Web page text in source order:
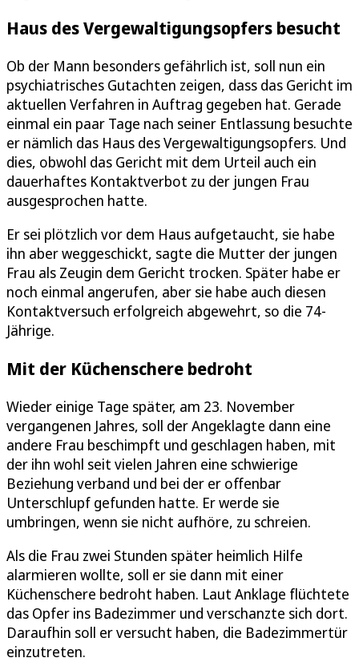
Haus des Vergewaltigungsopfers besucht
Ob der Mann besonders gefährlich ist, soll nun ein
psychiatrisches Gutachten zeigen, dass das Gericht im
aktuellen Verfahren in Auftrag gegeben hat. Gerade
einmal ein paar Tage nach seiner Entlassung besuchte
er nämlich das Haus des Vergewaltigungsopfers. Und
dies, obwohl das Gericht mit dem Urteil auch ein
dauerhaftes Kontaktverbot zu der jungen Frau
ausgesprochen hatte.
Er sei plötzlich vor dem Haus aufgetaucht, sie habe
ihn aber weggeschickt, sagte die Mutter der jungen
Frau als Zeugin dem Gericht trocken. Später habe er
noch einmal angerufen, aber sie habe auch diesen
Kontaktversuch erfolgreich abgewehrt, so die 74-
Jährige.
Mit der Küchenschere bedroht
Wieder einige Tage später, am 23. November
vergangenen Jahres, soll der Angeklagte dann eine
andere Frau beschimpft und geschlagen haben, mit
der ihn wohl seit vielen Jahren eine schwierige
Beziehung verband und bei der er offenbar
Unterschlupf gefunden hatte. Er werde sie
umbringen, wenn sie nicht aufhöre, zu schreien.
Als die Frau zwei Stunden später heimlich Hilfe
alarmieren wollte, soll er sie dann mit einer
Küchenschere bedroht haben. Laut Anklage flüchtete
das Opfer ins Badezimmer und verschanzte sich dort.
Daraufhin soll er versucht haben, die Badezimmertür
einzutreten.